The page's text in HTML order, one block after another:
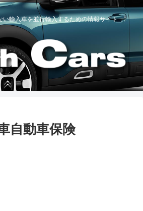
い輸入車を並行輸入するための情報サイト
自動車保険